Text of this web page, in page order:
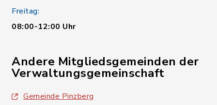
Freitag:
08:00-12:00 Uhr
Andere Mitgliedsgemeinden der
Verwaltungsgemeinschaft
Gemeinde Pinzberg